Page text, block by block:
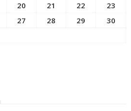
20 21 22
23
27 28 29
30